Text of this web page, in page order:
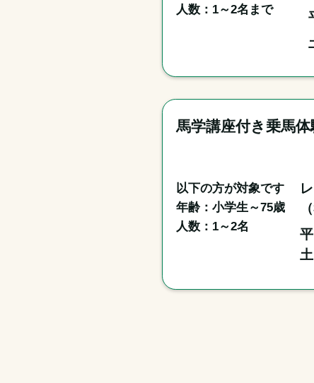
人数：1～2名まで
馬学講座付き乗馬体
以下の方が対象です
年齢：小学生～75歳
人数：1～2名